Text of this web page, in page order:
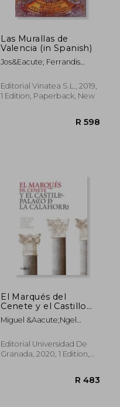
Las Murallas de
Valencia (in Spanish)
Jos&Eacute; Ferrandis
Fern&Aacute;Ndez
Serrano; Enrique
Ib&Aacute;&Ntilde;Ez
Editorial Vinatea S.L., 2019,
1 Edition, Paperback, New
El Marqués del
Cenete y el Castillo
Palacio de la
Calahorra (in Spanish)
Miguel &Aacute;Ngel
Editorial Universidad De
Granada, 2020, 1 Edition,